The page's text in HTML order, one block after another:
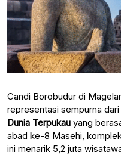
Candi Borobudur di
representasi sempurna dari
Dunia Terpukau yang
abad ke-8 Masehi,
ini menarik 5,2 juta